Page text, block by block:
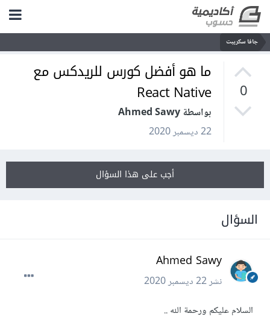
جافا سكريبت
0
ما هو أفضل كورس للريدكس مع
React Native
بواسطة Ahmed Sawy
22 ديسمبر 2020
أجب على هذا السؤال
السؤال
Ahmed Sawy
نشر22 ديسمبر 2020
السلام عليكم ورحمة الله ..